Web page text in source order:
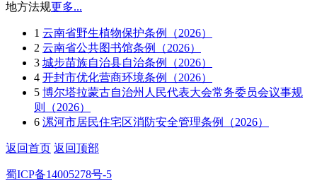
地方法规更多...
1 云南省野生植物保护条例（2026）
2 云南省公共图书馆条例（2026）
3 城步苗族自治县自治条例（2026）
4 开封市优化营商环境条例（2026）
5 博尔塔拉蒙古自治州人民代表大会常务委员会议事规
则（2026）
6 漯河市居民住宅区消防安全管理条例（2026）
返回首页 返回顶部
蜀ICP备14005278号-5